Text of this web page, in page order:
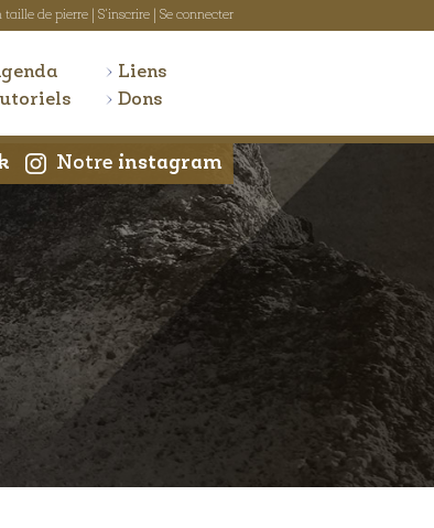
taille de pierre S'inscrire Se connecter
Liens
Dons
Notre instagram